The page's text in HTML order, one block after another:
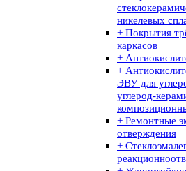
никелевых
+ Покрытия
каркасов
+
+
ЭВУ для
углерод-
+ Ремонтные
отверждения
+